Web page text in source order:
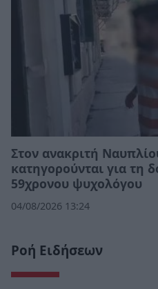
Στον ανακριτή
κατηγορούνται για τη
59χρονου ψυχολόγου
04/08/2026 13:24
Ροή Ειδήσεων